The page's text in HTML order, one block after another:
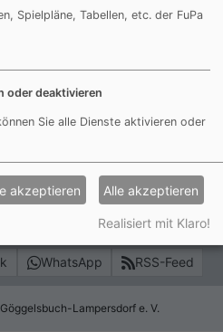
WhatsApp RSS-Feed
Lampersdorf e. V.
Spielpläne, Tabellen, etc. der FuPa
oder deaktivieren
Sie alle Dienste aktivieren oder
akzeptieren Alle akzeptieren
Realisiert mit Klaro!